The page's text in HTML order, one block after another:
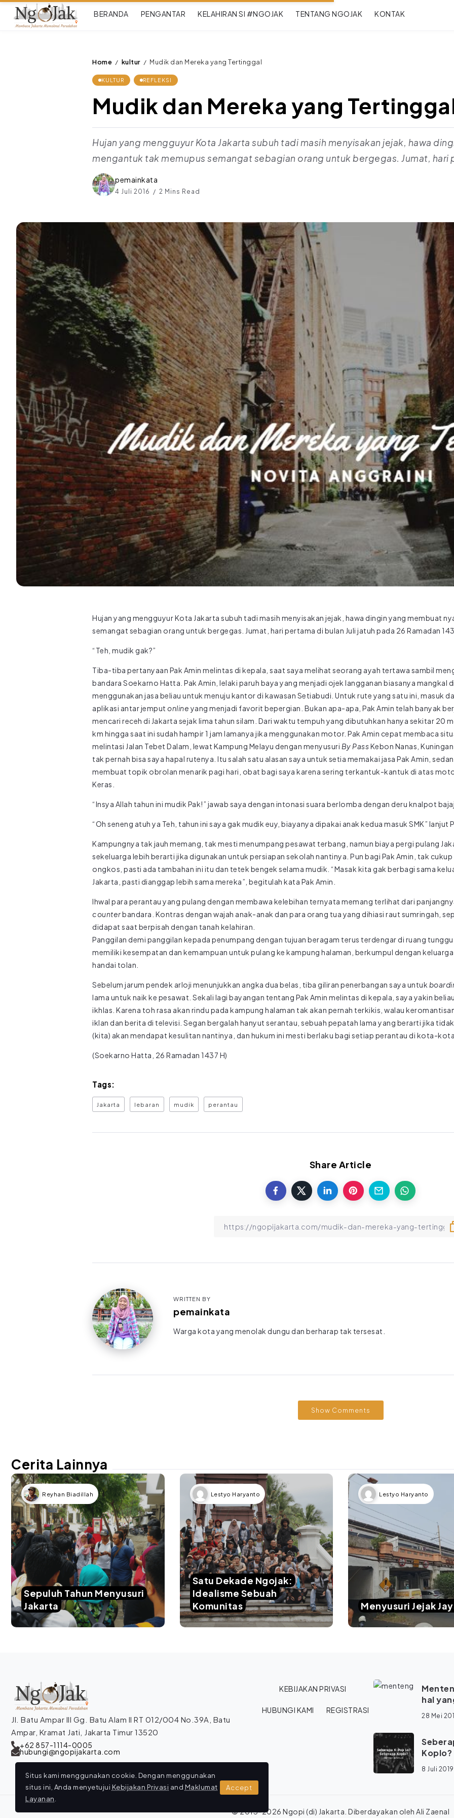
BERANDA PENGANTAR KELAHIRAN SI #NGOJAK TENTANG NGOJAK KONTAK
Home / kultur / Mudik dan Mereka yang Tertinggal
KULTUR REFLEKSI
Mudik dan Mereka yang
Hujan yang mengguyur Kota Jakarta subuh tadi masih menyisakan jejak, hawa
mengantuk tak memupus semangat sebagian orang untuk bergegas. Jumat, hari
pemainkata
4 Juli 2016 2 Mins Read
Hujan yang mengguyur Kota Jakarta subuh tadi masih menyisakan jejak, hawa dingin yang membuat
semangat sebagian orang untuk bergegas. Jumat, hari pertama di bulan Juli jatuh pada 26 Ramadan
“Teh, mudik gak?”
Tiba-tiba pertanyaan Pak Amin melintas di kepala, saat saya melihat seorang ayah tertawa sambil
bandara Soekarno Hatta. Pak Amin, lelaki paruh baya yang menjadi ojek langganan biasanya mangkal
menggunakan jasa beliau untuk menuju kantor di kawasan Setiabudi. Untuk rute yang satu ini, masuk
aplikasi antar jemput online yang menjadi favorit bepergian. Bukan apa-apa, Pak Amin telah banyak
mencari receh di Jakarta sejak lima tahun silam. Dari waktu tempuh yang dibutuhkan hanya sekitar 20
km hingga saat ini sudah hampir 1 jam lamanya jika menggunakan motor. Pak Amin cepat membaca
melintasi Jalan Tebet Dalam, lewat Kampung Melayu dengan menyusuri By PassKebon Nanas,
tak pernah bisa saya hapal rutenya. Itu salah satu alasan saya untuk setia memakai jasa Pak Amin,
membuat topik obrolan menarik pagi hari, obat bagi saya karena sering terkantuk-kantuk di atas
Keras.
“Insya Allah tahun ini mudik Pak!” jawab saya dengan intonasi suara berlomba dengan deru knalpot bajaj.
“Oh seneng atuh ya Teh, tahun ini saya gak mudik euy, biayanya dipakai anak kedua masuk SMK” lanjut
Kampungnya tak jauh memang, tak mesti menumpang pesawat terbang, namun biaya pergi pulang
sekeluarga lebih berarti jika digunakan untuk persiapan sekolah nantinya. Pun bagi Pak Amin, tak
ongkos, pasti ada tambahan ini itu dan tetek bengek selama mudik. “Masak kita gak berbagi sama
Jakarta, pasti dianggap lebih sama mereka”, begitulah kata Pak Amin.
Ihwal para perantau yang pulang dengan membawa kelebihan ternyata memang terlihat dari
counterbandara. Kontras dengan wajah anak-anak dan para orang tua yang dihiasi raut sumringah,
didapat saat berpisah dengan tanah kelahiran.
Panggilan demi panggilan kepada penumpang dengan tujuan beragam terus terdengar di ruang
memiliki kesempatan dan kemampuan untuk pulang ke kampung halaman, berkumpul dengan
handai tolan.
Sebelum jarum pendek arloji menunjukkan angka dua belas, tiba giliran penerbangan saya untuk
lama untuk naik ke pesawat. Sekali lagi bayangan tentang Pak Amin melintas di kepala, saya yakin
ikhlas. Karena toh rasa akan rindu pada kampung halaman tak akan pernah terkikis, walau
iklan dan berita di televisi. Segan bergalah hanyut serantau, sebuah pepatah lama yang berarti jika
(kita) akan mendapat kesulitan nantinya, dan hukum ini mesti berlaku bagi setiap perantau di kota-
(Soekarno Hatta, 26 Ramadan 1437 H)
Tags:
Jakarta lebaran mudik perantau
Share Article
WRITTEN BY
pemainkata
Warga kota yang menolak dungu dan berharap tak tersesat.
Show Comments
Cerita Lainnya
Reyhan Biadillah
Sepuluh Tahun Menyusuri
Jakarta
Lestyo Haryanto
Satu Dekade Ngojak:
Idealisme Sebuah
Komunitas
Lestyo Haryanto
Menyusuri Jejak
Jl. Batu Ampar III Gg. Batu Alam II RT 012/004 No.39A, Batu
Ampar, Kramat Jati, Jakarta Timur 13520
+62 857-1114-0005
hubungi@ngopijakarta.com
KEBIJAKAN PRIVASI
HUBUNGI KAMI REGISTRASI
hal
28 Mei
Koplo?
8 Juli 2019
© 2013-2026 Ngopi (di) Jakarta. Diberdayakan oleh Ali Zaenal
Situs kami menggunakan cookie. Dengan menggunakan
situs ini, Anda menyetujui Kebijakan Privasi and Maklumat
Layanan
Accept